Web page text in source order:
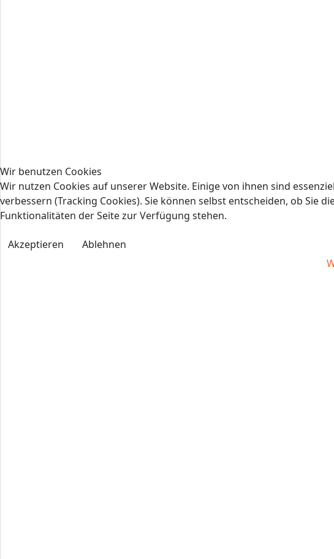
Wir benutzen Cookies
Wir nutzen Cookies auf unserer Website. Einige von ihnen sind
verbessern (Tracking Cookies). Sie können selbst entscheiden, ob Sie
Funktionalitäten der Seite zur Verfügung stehen.
Akzeptieren
Ablehnen